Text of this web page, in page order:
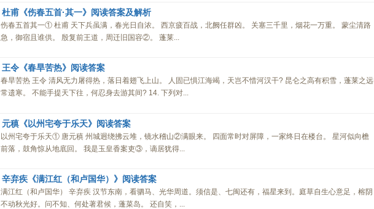
杜甫《伤春五首·其一》阅读答案及解析
伤春五首其一① 杜甫 天下兵虽满，春光日自浓。 西京疲百战，北阙任群凶。 关塞三千里，烟花一万重。 蒙尘清路
急，御宿且谁供。 殷复前王道，周迁旧国容②。 蓬莱...
王令《春旱苦热》阅读答案
春旱苦热 王令 清风无力屠得热，落日着翅飞上山。 人固已惧江海竭，天岂不惜河汉干? 昆仑之高有积雪，蓬莱之远
常遗寒。 不能手提天下往，何忍身去游其间? 14. 下列对...
元稹《以州宅夸于乐天》阅读答案
以州宅夸于乐天① 唐元稹 州城迥绕拂云堆，镜水稽山②满眼来。 四面常时对屏障，一家终日在楼台。 星河似向檐
前落，鼓角惊从地底回。 我是玉皇香案吏③，谪居犹得...
辛弃疾《满江红（和卢国华）》阅读答案
满江红（和卢国华） 辛弃疾 汉节东南，看驷马、光华周道。须信是、七闽还有，福星来到。庭草自生心意足，榕阴
不动秋光好。问不知、何处著君候，蓬菜岛。 还自笑，...